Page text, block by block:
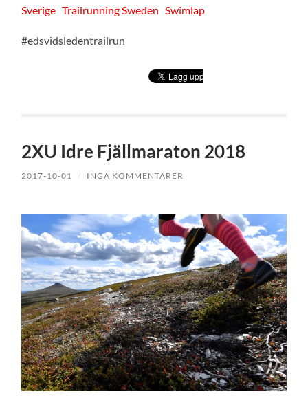
Sverige Trailrunning Sweden Swimlap
#edsvidsledentrailrun
2XU Idre Fjällmaraton 2018
2017-10-01 / INGA KOMMENTARER